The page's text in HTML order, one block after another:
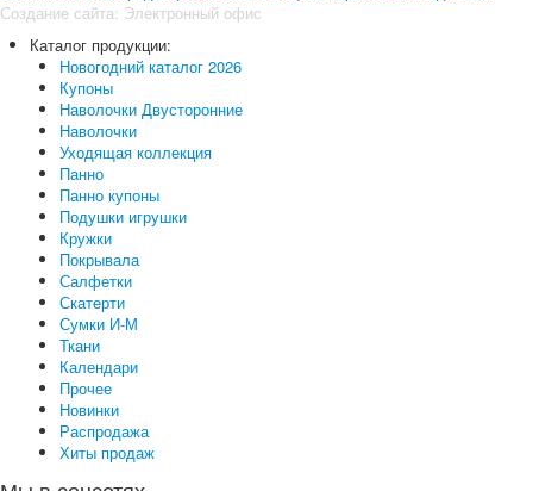
Создание сайта: Электронный офис
Каталог продукции:
Новогодний каталог 2026
Купоны
Наволочки Двусторонние
Наволочки
Уходящая коллекция
Панно
Панно купоны
Подушки игрушки
Кружки
Покрывала
Салфетки
Скатерти
Сумки И-М
Ткани
Календари
Прочее
Новинки
Распродажа
Хиты продаж